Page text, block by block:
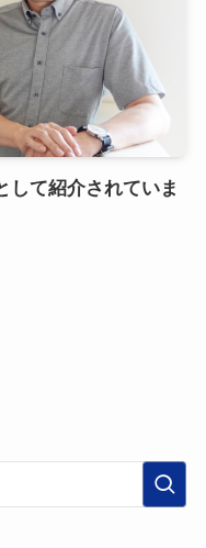
して紹介されていま